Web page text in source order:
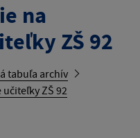
na
ZŠ 92
tabuľa archív
ZŠ 92